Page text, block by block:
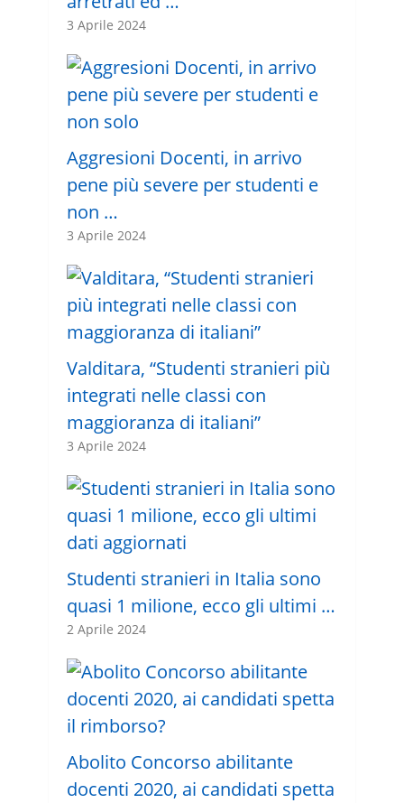
3 Aprile 2024
Aggresioni Docenti, in arrivo
pene più severe per studenti e
non …
3 Aprile 2024
Valditara, “Studenti stranieri più
integrati nelle classi con
maggioranza di italiani”
3 Aprile 2024
Studenti stranieri in Italia sono
quasi 1 milione, ecco gli ultimi …
2 Aprile 2024
Abolito Concorso abilitante
docenti 2020, ai candidati spetta